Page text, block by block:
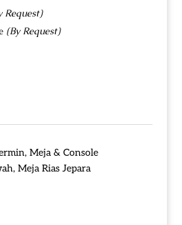
Request)
(By Request)
, Meja & Console
, Meja Rias Jepara